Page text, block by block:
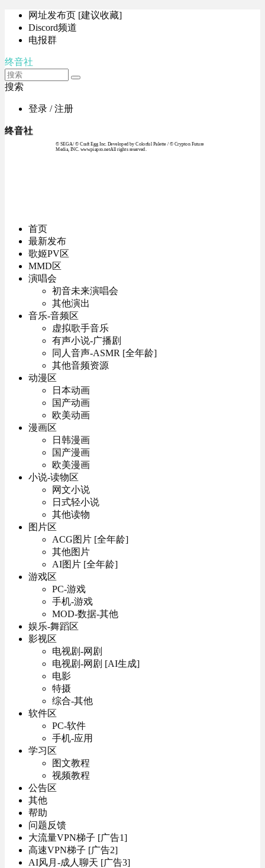
网址发布页 [建议收藏]
Discord频道
电报群
终音社
搜索
登录 / 注册
终音社
© SEGA / © Craft Egg Inc. Developed by Colorful Palette / © Crypton Future
Media, INC. www.piapro.netAll rights reserved.
首页
最新发布
歌姬PV区
MMD区
演唱会
初音未来演唱会
其他演出
音乐-音频区
虚拟歌手音乐
有声小说-广播剧
同人音声-ASMR [全年龄]
其他音频资源
动漫区
日本动画
国产动画
欧美动画
漫画区
日韩漫画
国产漫画
欧美漫画
小说-读物区
网文小说
日式轻小说
其他读物
图片区
ACG图片 [全年龄]
其他图片
AI图片 [全年龄]
游戏区
PC-游戏
手机-游戏
MOD-数据-其他
娱乐-舞蹈区
影视区
电视剧-网剧
电视剧-网剧 [AI生成]
电影
特摄
综合-其他
软件区
PC-软件
手机-应用
学习区
图文教程
视频教程
公告区
其他
帮助
问题反馈
大流量VPN梯子 [广告1]
高速VPN梯子 [广告2]
AI风月-成人聊天 [广告3]